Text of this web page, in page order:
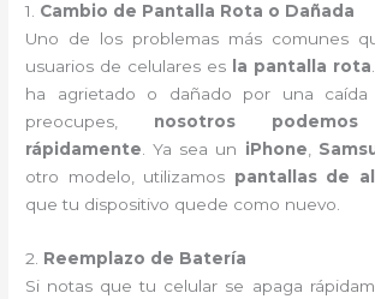
1. Cambio de Pantalla Rota o Dañada
Uno de los problemas más comunes
usuarios de celulares es
la pantalla rota
ha agrietado o dañado por una
preocupes, nosotros podemos
rápidamente . Ya sea un iPhone
otro modelo, utilizamos pantallas de
que tu dispositivo quede como nuevo.
2. Reemplazo de Batería
Si notas que tu celular se apaga